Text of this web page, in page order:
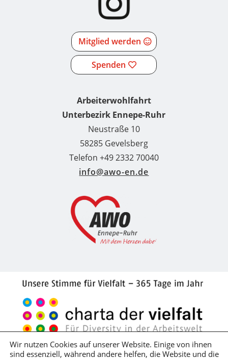
Mitglied werden
Spenden
Arbeiterwohlfahrt
Unterbezirk Ennepe-Ruhr
Neustraße 10
58285 Gevelsberg
Telefon +49 2332 70040
info@awo-en.de
Wir nutzen Cookies auf unserer Website. Einige von ihnen
sind essenziell, während andere helfen, die Website und die